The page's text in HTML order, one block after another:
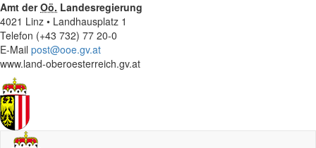
Amt derOö. Landesregierung
4021 Linz • Landhausplatz 1
Telefon (+43 732) 77 20-0
E-Mail post@ooe.gv.at
www.land-oberoesterreich.gv.at